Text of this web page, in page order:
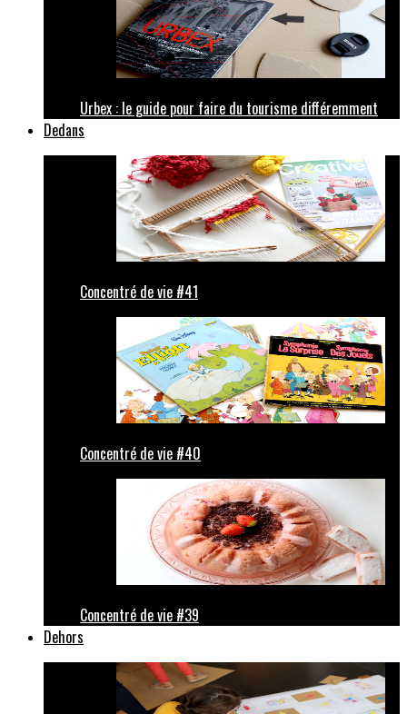
Urbex : le guide pour faire du tourisme différemment
Dedans
Concentré de vie #41
Concentré de vie #40
Concentré de vie #39
Dehors